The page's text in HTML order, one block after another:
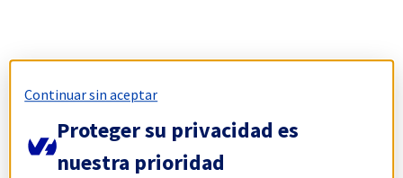
Continuar sin aceptar
Proteger su privacidad es
nuestra prioridad